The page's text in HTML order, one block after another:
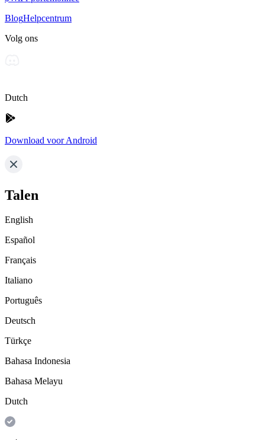
BlogHelpcentrum
Volg ons
Dutch
Download voor Android
Talen
English
Español
Français
Italiano
Português
Deutsch
Türkçe
Bahasa Indonesia
Bahasa Melayu
Dutch